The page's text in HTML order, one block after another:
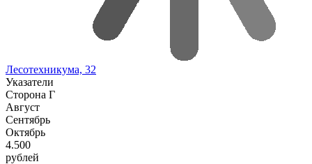
Лесотехникума, 32
Указатели
Сторона Г
Август
Сентябрь
Октябрь
4.500
рублей